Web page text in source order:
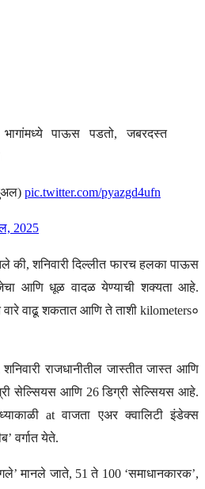
भागांमध्ये पाऊस पडतो, जबरदस्त
pic.twitter.com/pyazgd4ufn
2025
की, शनिवारी दिल्लीत फारच हलका पाऊस
आणि धूळ वादळ येण्याची शक्यता आहे.
वारे वाढू शकतात आणि ते ताशी kilometers०
शनिवारी राजधानीतील जास्तीत जास्त आणि
सेल्सियस आणि 26 डिग्री सेल्सियस आहे.
at वाजता एअर क्वालिटी इंडेक्स
वर्गात येते.
मानले जाते, 51 ते 100 ‘समाधानकारक’,